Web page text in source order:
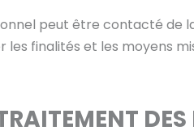
peut être contacté de
finalités et les moyens
DES